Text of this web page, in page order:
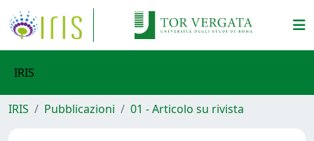
IRIS
IRIS Pubblicazioni 01 - Articolo su rivista